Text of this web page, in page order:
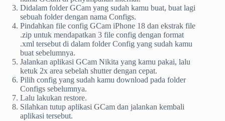
Didalam folder GCam yang sudah kamu buat, buat lagi
sebuah folder dengan nama Configs.
Pindahkan file config GCam iPhone 18 dan ekstrak file
.zip untuk mendapatkan 3 file config dengan format
.xml tersebut di dalam folder Config yang sudah kamu
buat sebelumnya.
Jalankan aplikasi GCam Nikita yang kamu pakai, lalu
ketuk 2x area sebelah shutter dengan cepat.
Pilih config yang sudah kamu download pada folder
Configs sebelumnya.
Lalu lakukan restore.
Silahkan tutup aplikasi GCam dan jalankan kembali
aplikasi tersebut.